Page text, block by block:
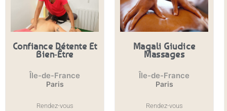
Confiance Détente Et
Bien-Être
Île-de-France
Paris
Rendez-vous
Magali Giudice
Massages
Île-de-France
Paris
Rendez-vous